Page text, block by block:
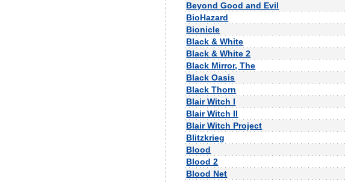
Beyond Good and Evil
BioHazard
Bionicle
Black & White
Black & White 2
Black Mirror, The
Black Oasis
Black Thorn
Blair Witch I
Blair Witch II
Blair Witch Project
Blitzkrieg
Blood
Blood 2
Blood Net